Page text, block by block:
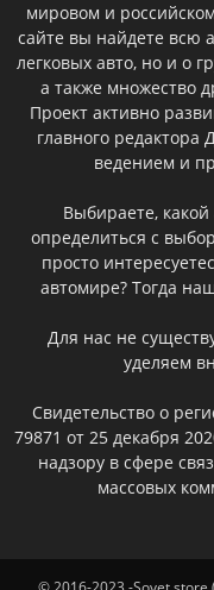
мировом и
сайте вы найдете всю
легковых авто, но и о
а также множество
Проект активно
главного
ведением и
Выбираете,
определиться с
просто
автомире? Тогда
Для нас не
уделяем
Свидетельство о
79871 от 25 декабря
надзору в сфере
массовых